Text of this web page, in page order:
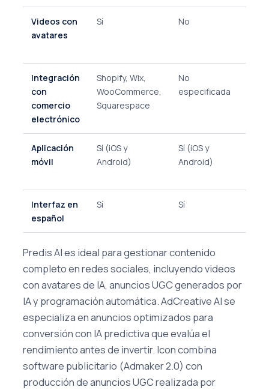
Videos con
avatares
Sí No
Integración
con
comercio
electrónico
Shopify, Wix,
WooCommerce,
Squarespace
No
especificada
Aplicación
móvil
Sí (iOS y
Android)
Sí (iOS y
Android)
Interfaz en
español
Sí Sí
Predis AI es ideal para gestionar contenido
completo en redes sociales, incluyendo videos
con avatares de IA, anuncios UGC generados por
IA y programación automática. AdCreative AI se
especializa en anuncios optimizados para
conversión con IA predictiva que evalúa el
rendimiento antes de invertir. Icon combina
software publicitario (Admaker 2.0) con
producción de anuncios UGC realizada por